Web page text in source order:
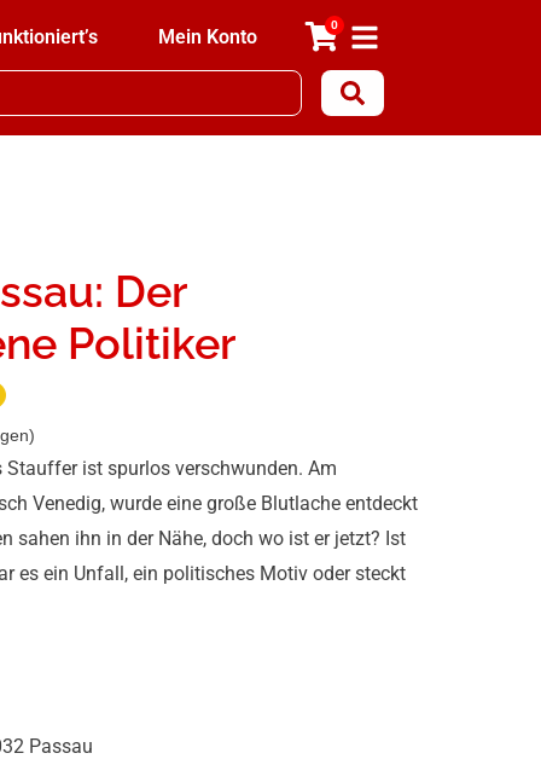
Mein Konto
0
Der
Politiker
ist spurlos verschwunden. Am
Venedig, wurde eine große Blutlache entdeckt
sahen ihn in der Nähe, doch wo ist er jetzt? Ist
es ein Unfall, ein politisches Motiv oder steckt
Passau